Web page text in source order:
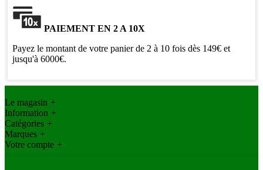
PAIEMENT EN 2 A 10X
Payez le montant de votre panier de 2 à 10 fois dès 149€ et
jusqu'à 6000€.
Le magasin +
Information +
Catégories +
Marques +
Votre compte +